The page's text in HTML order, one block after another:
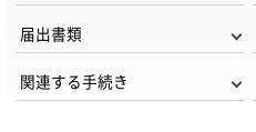
届出書類
関連する手続き